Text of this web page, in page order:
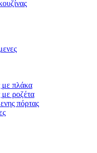
πλάκα
ροζέτα
πόρτας